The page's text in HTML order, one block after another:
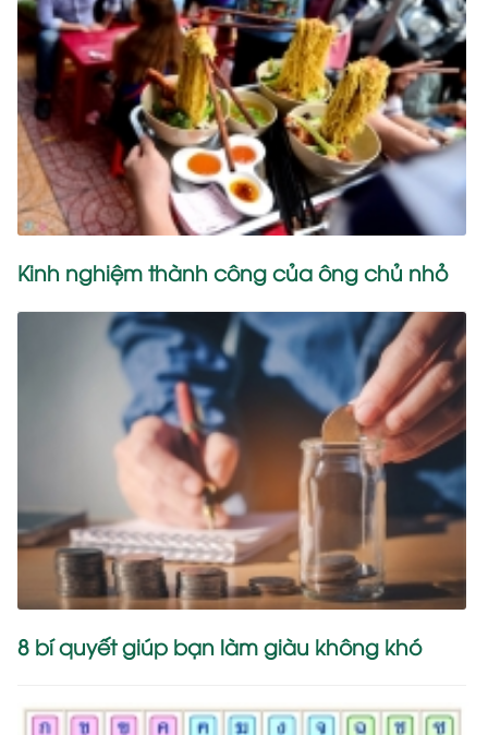
Kinh nghiệm thành công của ông chủ nhỏ
8 bí quyết giúp bạn làm giàu không khó